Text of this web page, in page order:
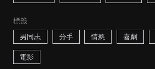
標籤
男同志
分手 情慾 喜劇
電影